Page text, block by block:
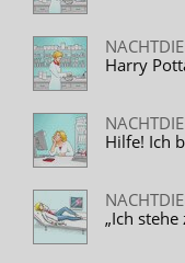
Harry
Hilfe! Ich
„Ich stehe